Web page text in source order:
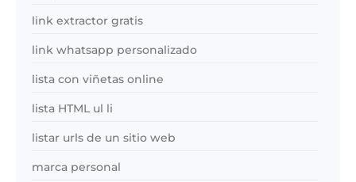
link extractor gratis
link whatsapp personalizado
lista con viñetas online
lista HTML ul li
listar urls de un sitio web
marca personal